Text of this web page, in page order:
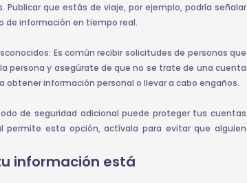
que estás de viaje, por ejemplo, podría señalar
de información en tiempo real.
Es común recibir solicitudes de personas que
persona y asegúrate de que no se trate de una cuenta
obtener información personal o llevar a cabo engaños.
de seguridad adicional puede proteger tus cuentas
permite esta opción, actívala para evitar que alguien
información está